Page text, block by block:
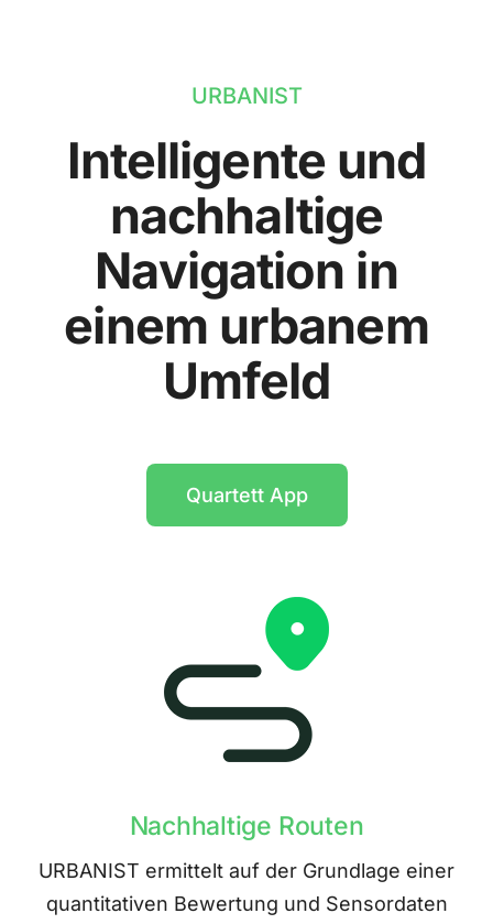
URBANIST
Intelligente und
nachhaltige
Navigation in
einem urbanem
Umfeld
Quartett App
Nachhaltige Routen
URBANIST ermittelt auf der Grundlage einer
quantitativen Bewertung und Sensordaten